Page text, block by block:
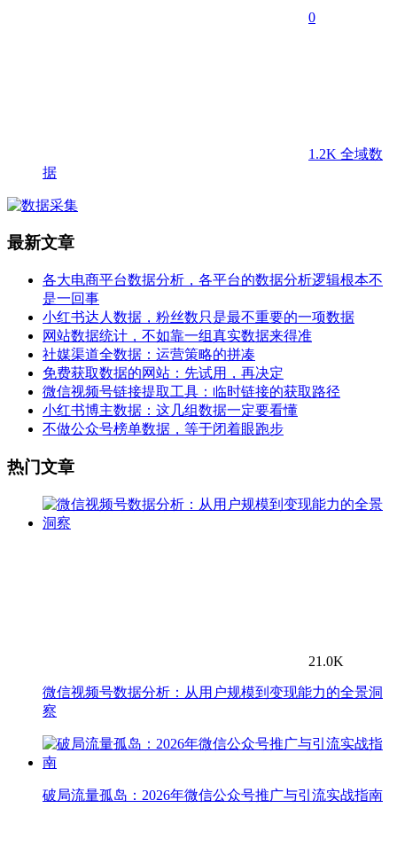
0
1.2K 全域数
据
最新文章
各大电商平台数据分析，各平台的数据分析逻辑根本不
是一回事
小红书达人数据，粉丝数只是最不重要的一项数据
网站数据统计，不如靠一组真实数据来得准
社媒渠道全数据：运营策略的拼凑
免费获取数据的网站：先试用，再决定
微信视频号链接提取工具：临时链接的获取路径
小红书博主数据：这几组数据一定要看懂
不做公众号榜单数据，等于闭着眼跑步
热门文章
21.0K
微信视频号数据分析：从用户规模到变现能力的全景洞
察
破局流量孤岛：2026年微信公众号推广与引流实战指南